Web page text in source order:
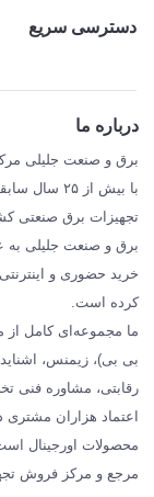
دسترسی سریع
SCHNEIDER
فراکو FRAKO
مقالات تخصصی برق
درباره ما
برق و صنعت جلیلی
با بیش از
تجهیزات برق
خرید حضوری و
کرده است.
رقابتی، مشاوره فنی
اعتماد هزاران مشتری
محصولات اورجینال
مرجع و مرکز فروش